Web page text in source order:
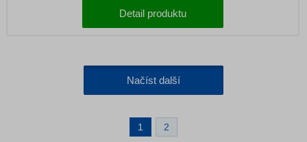
Detail produktu
Načíst další
1 2